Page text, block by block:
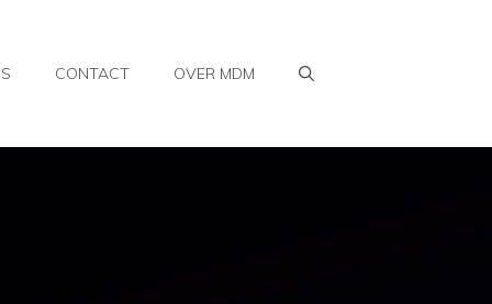
CONTACT OVER MDM